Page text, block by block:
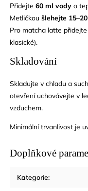
Přidejte 60 ml vody o
Metličkou šlehejte
Pro matcha latte
klasické).
Skladování
Skladujte v chladu a
otevření uchovávejte v
vzduchem.
Minimální trvanlivost je
Doplňkové
Kategorie: